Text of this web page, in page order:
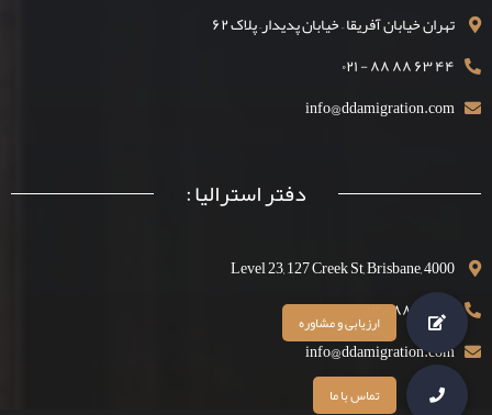
تهران خیابان آفریقا – خیابان پدیدار– پلاک ۶۲
۴۴ ۶۳ ۸۸ ۸۸ - ۰۲۱
info@ddamigration.com
دفتر استرالیا :
Level 23, 127 Creek St, Brisbane, 4000
۴۴ ۶۳ ۸۸ ۱۳۰۰
info@ddamigration.com